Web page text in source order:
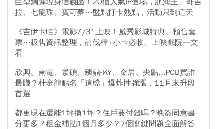
拉、七龍珠、寶可夢…盤點打卡熱點，活動只到這天
《吉伊卡哇》電影7/31上映！威秀影城特典、預售套
票…販售資訊整理，討伐棒+小卡必收、上映戲院一文
看
欣興、南電、景碩、臻鼎-KY、金居、尖點...PCB買誰
最賺？杜金龍點名「這檔」爆炸性強漲，11月末升段
首選
都更現在還能1坪換1坪？住戶要付錢嗎？晚簽同意書
分更多？租金補貼1個月多少？7個關鍵問題全面解答